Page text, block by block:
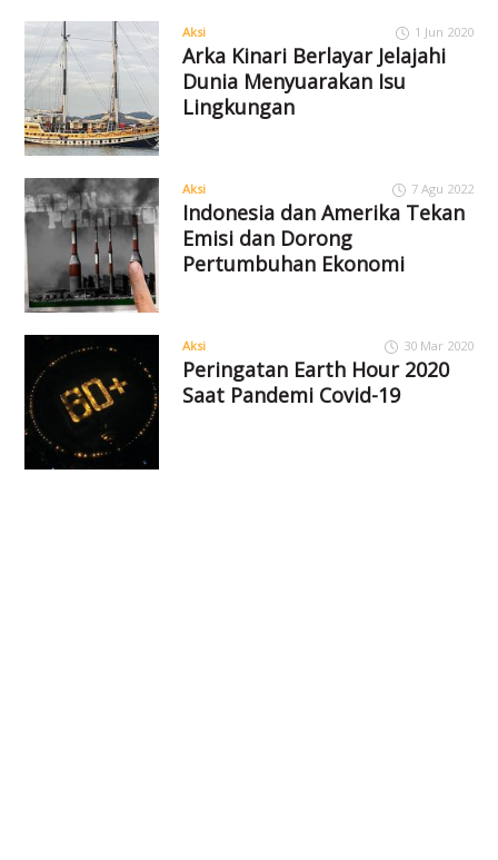
Aksi 1 Jun 2020
Arka Kinari Berlayar Jelajahi
Dunia Menyuarakan Isu
Lingkungan
Aksi 7 Agu 2022
Indonesia dan Amerika Tekan
Emisi dan Dorong
Pertumbuhan Ekonomi
Aksi 30 Mar 2020
Peringatan Earth Hour 2020
Saat Pandemi Covid-19